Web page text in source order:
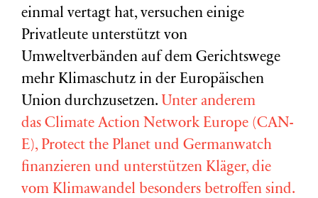
einmal vertagt hat, versuchen einige
Privatleute unterstützt von
Umweltverbänden auf dem Gerichtswege
mehr Klimaschutz in der Europäischen
Union durchzusetzen. Unter anderem
das Climate Action Network Europe (CAN-
E), Protect the Planet und Germanwatch
finanzieren und unterstützen Kläger, die
vom Klimawandel besonders betroffen sind.